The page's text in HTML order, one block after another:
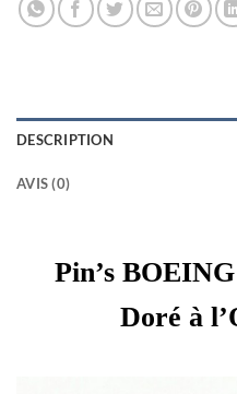
DESCRIPTION
AVIS (0)
Pin’s
Doré à